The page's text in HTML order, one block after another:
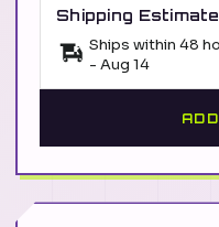
Shipping Estimate
Ships within 48
- Aug 14